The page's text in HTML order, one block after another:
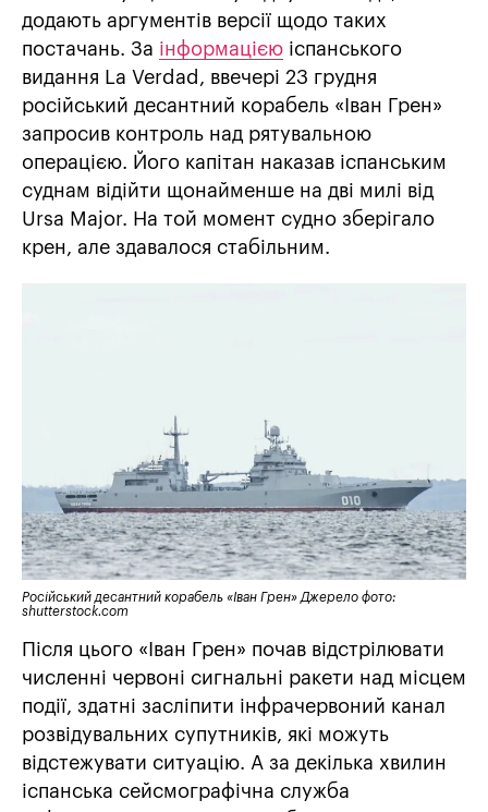
додають аргументів версії щодо таких
постачань. За інформацією іспанського
видання La Verdad, ввечері 23 грудня
російський десантний корабель «Іван Грен»
запросив контроль над рятувальною
операцією. Його капітан наказав іспанським
суднам відійти щонайменше на дві милі від
Ursa Major. На той момент судно зберігало
крен, але здавалося стабільним.
Російський десантний корабель «Іван Грен» Джерело фото:
shutterstock.com
Після цього «Іван Грен» почав відстрілювати
численні червоні сигнальні ракети над місцем
події, здатні засліпити інфрачервоний канал
розвідувальних супутників, які можуть
відстежувати ситуацію. А за декілька хвилин
іспанська сейсмографічна служба